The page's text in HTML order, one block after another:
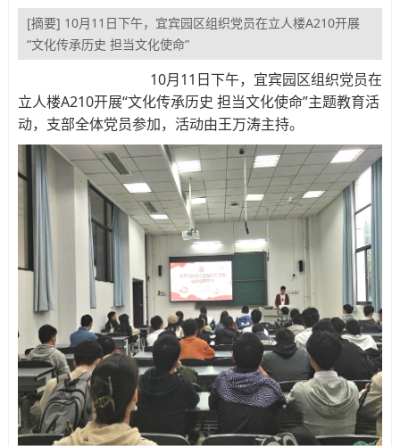
[摘要] 10月11日下午，宜宾园区组织党员在立人楼A210开展
“文化传承历史 担当文化使命”
10月11日下午，宜宾园区组织党员在
立人楼A210开展“文化传承历史 担当文化使命”主题教育活
动，支部全体党员参加，活动由王万涛主持。